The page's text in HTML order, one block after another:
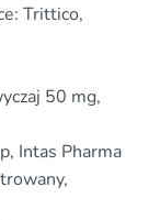
Trittico,
50 mg,
Intas Pharma